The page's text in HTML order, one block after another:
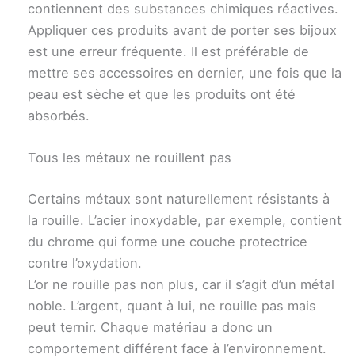
contiennent des substances chimiques réactives.
Appliquer ces produits avant de porter ses bijoux
est une erreur fréquente. Il est préférable de
mettre ses accessoires en dernier, une fois que la
peau est sèche et que les produits ont été
absorbés.
Tous les métaux ne rouillent pas
Certains métaux sont naturellement résistants à
la rouille. L’acier inoxydable, par exemple, contient
du chrome qui forme une couche protectrice
contre l’oxydation.
L’or ne rouille pas non plus, car il s’agit d’un métal
noble. L’argent, quant à lui, ne rouille pas mais
peut ternir. Chaque matériau a donc un
comportement différent face à l’environnement.